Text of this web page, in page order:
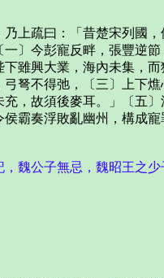
上疏曰：「昔楚宋列國
〕今彭寵反畔，張豐逆
雖興大業，海內未集，
弩不得弛，〔三〕上下燋
，故須後麥耳。」〔五
霸奏浮敗亂幽州，構成寵
魏公子無忌，魏昭王之